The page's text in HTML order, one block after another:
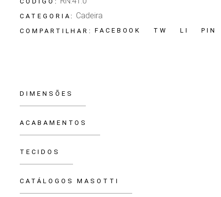
CATEGORIA: Cadeira
COMPARTILHAR: FACEBOOK TW LI PIN
DIMENSÕES
ACABAMENTOS
TECIDOS
CATÁLOGOS MASOTTI